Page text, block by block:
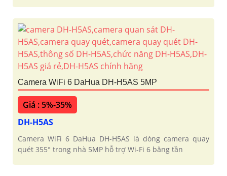
Camera WiFi 6 DaHua DH-H5AS 5MP
Giá : 5%-35%
DH-H5AS
Camera WiFi 6 DaHua DH-H5AS là dòng camera quay
quét 355° trong nhà 5MP hỗ trợ Wi-Fi 6 băng tần